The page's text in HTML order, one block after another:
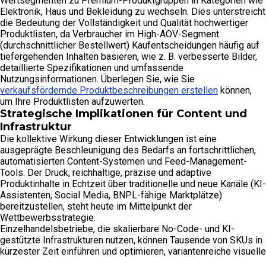
Elektronik, Haus und Bekleidung zu wechseln. Dies unterstreicht
die Bedeutung der Vollständigkeit und Qualität hochwertiger
Produktlisten, da Verbraucher im High-AOV-Segment
(durchschnittlicher Bestellwert) Kaufentscheidungen häufig auf
tiefergehenden Inhalten basieren, wie z. B. verbesserte Bilder,
detaillierte Spezifikationen und umfassende
Nutzungsinformationen. Überlegen Sie, wie Sie
verkaufsfördernde Produktbeschreibungen erstellen können,
um Ihre Produktlisten aufzuwerten.
Strategische Implikationen für Content und
Infrastruktur
Die kollektive Wirkung dieser Entwicklungen ist eine
ausgeprägte Beschleunigung des Bedarfs an fortschrittlichen,
automatisierten Content-Systemen und Feed-Management-
Tools. Der Druck, reichhaltige, präzise und adaptive
Produktinhalte in Echtzeit über traditionelle und neue Kanäle (KI-
Assistenten, Social Media, BNPL-fähige Marktplätze)
bereitzustellen, steht heute im Mittelpunkt der
Wettbewerbsstrategie.
Einzelhandelsbetriebe, die skalierbare No-Code- und KI-
gestützte Infrastrukturen nutzen, können Tausende von SKUs in
kürzester Zeit einführen und optimieren, variantenreiche visuelle